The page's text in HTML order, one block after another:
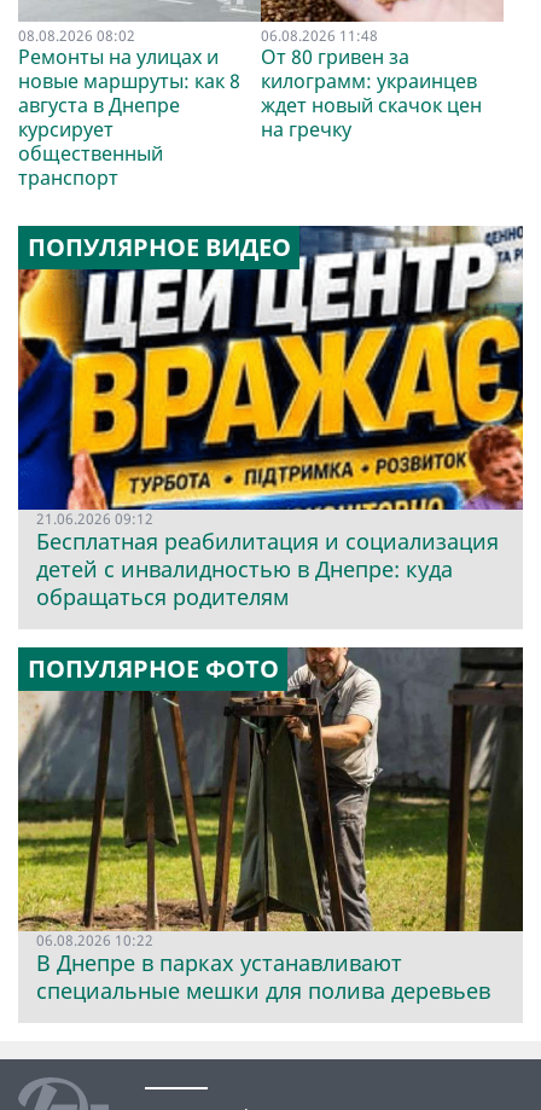
08.08.2026 08:02
Ремонты на улицах и
новые маршруты: как 8
августа в Днепре
курсирует
общественный
транспорт
06.08.2026 11:48
От 80 гривен за
килограмм: украинцев
ждет новый скачок цен
на гречку
ПОПУЛЯРНОЕ ВИДЕО
21.06.2026 09:12
Бесплатная реабилитация и социализация
детей с инвалидностью в Днепре: куда
обращаться родителям
ПОПУЛЯРНОЕ ФОТО
06.08.2026 10:22
В Днепре в парках устанавливают
специальные мешки для полива деревьев